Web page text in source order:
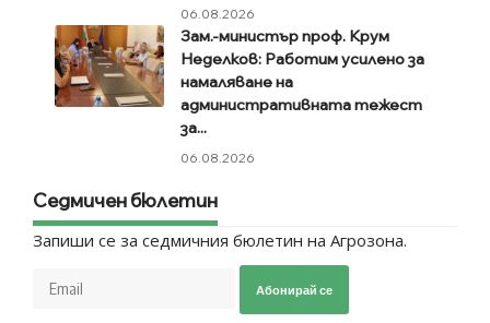
06.08.2026
Зам.-министър проф. Крум
Неделков: Работим усилено за
намаляване на
административната тежест
за...
06.08.2026
Седмичен бюлетин
Запиши се за седмичния бюлетин на Агрозона.
Абонирай се